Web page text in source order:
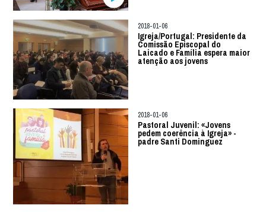
2018-01-06
Igreja/Portugal: Presidente da
Comissão Episcopal do
Laicado e Família espera maior
atenção aos jovens
2018-01-06
Pastoral Juvenil: «Jovens
pedem coerência à Igreja» -
padre Santi Dominguez